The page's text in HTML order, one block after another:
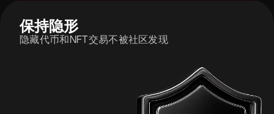
保持隐形
隐藏代币和NFT交易不被社区发现